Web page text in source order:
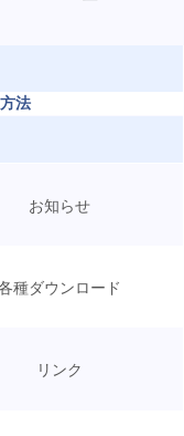
法
お知らせ
種ダウンロード
リンク